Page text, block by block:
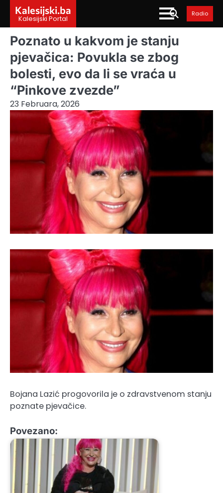
content
Kalesijski.ba
Kalesijski Portal
Radio
Poznato u kakvom je stanju
pjevačica: Povukla se zbog
bolesti, evo da li se vraća u
“Pinkove zvezde”
23 Februara, 2026
Bojana Lazić progovorila je o zdravstvenom stanju
poznate pjevačice.
Povezano: